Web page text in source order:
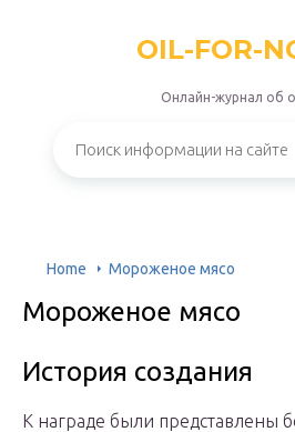
OIL-FOR-
Онлайн-журнал об
Home Мороженое мясо
Мороженое мясо
История создания
К награде были представлены